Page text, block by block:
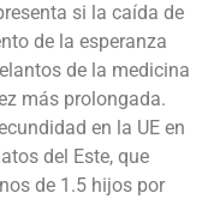
si la caída de
de la esperanza
de la medicina
más prolongada.
en la UE en
del Este, que
de 1.5 hijos por